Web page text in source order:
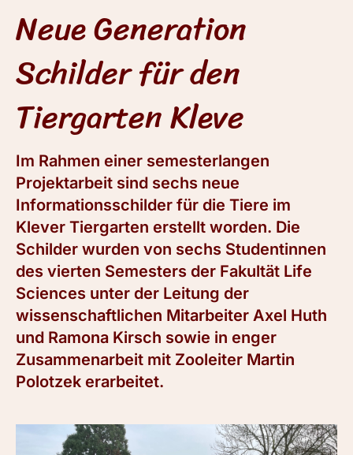
Neue Generation
Schilder für den
Tiergarten Kleve
Im Rahmen einer semesterlangen
Projektarbeit sind sechs neue
Informationsschilder für die Tiere im
Klever Tiergarten erstellt worden. Die
Schilder wurden von sechs Studentinnen
des vierten Semesters der Fakultät Life
Sciences unter der Leitung der
wissenschaftlichen Mitarbeiter Axel Huth
und Ramona Kirsch sowie in enger
Zusammenarbeit mit Zooleiter Martin
Polotzek erarbeitet.